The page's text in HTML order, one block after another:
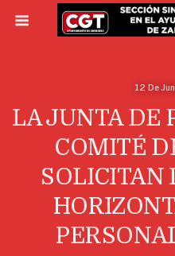
12 De
LA JUNTA DE
COMITÉ
SOLICITAN